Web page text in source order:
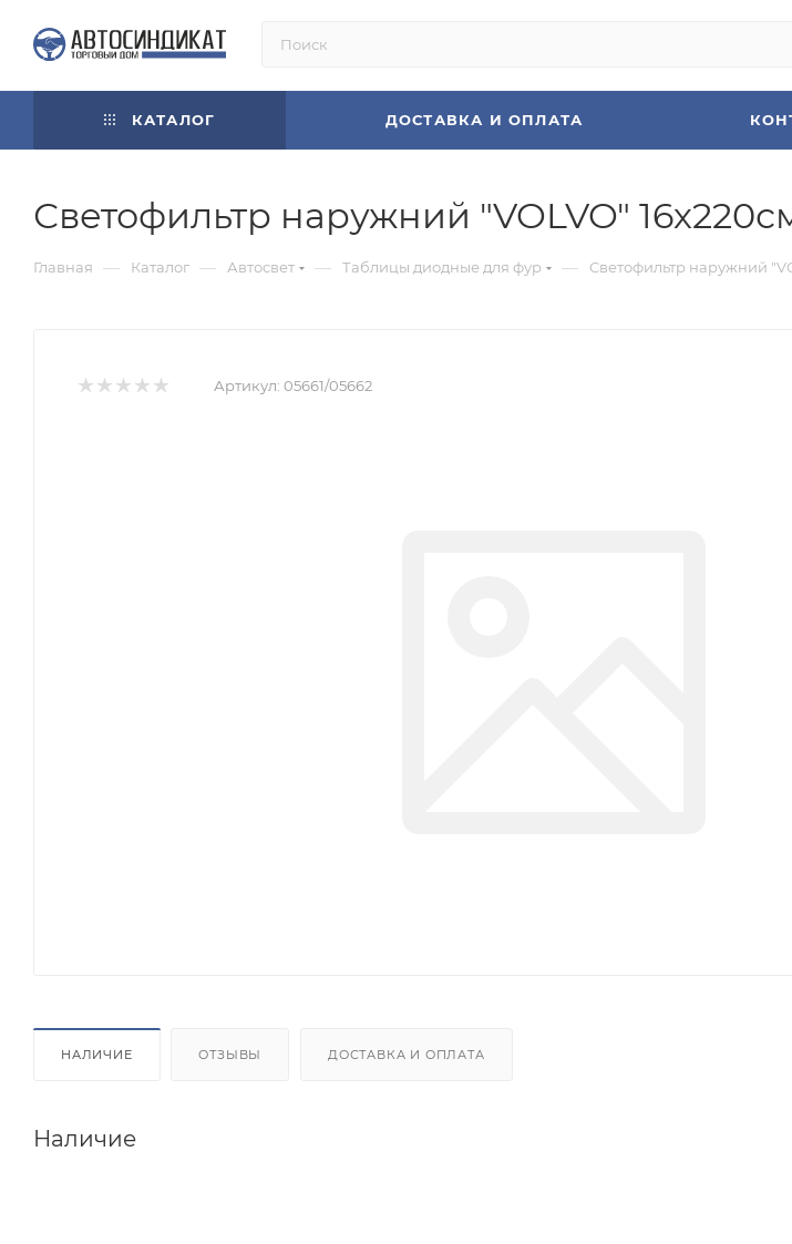
КАТАЛОГ ДОСТАВКА И ОПЛАТА
Светофильтр наружний "VOLVO"
Главная — Каталог — Автосвет — Таблицы диодные для фур — Светофильтр наружний
Артикул: 05661/05662
НАЛИЧИЕ ОТЗЫВЫ ДОСТАВКА И ОПЛАТА
Наличие